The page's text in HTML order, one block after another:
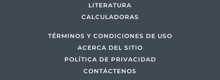
LITERATURA
CALCULADORAS
TÉRMINOS Y CONDICIONES DE USO
ACERCA DEL SITIO
POLÍTICA DE PRIVACIDAD
CONTÁCTENOS